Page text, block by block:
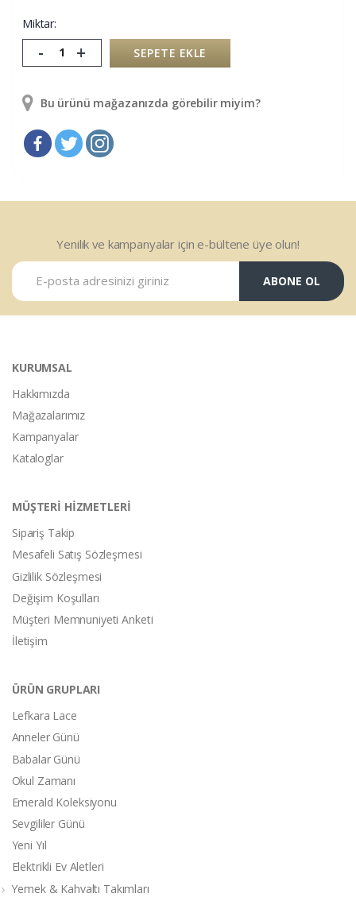
Miktar:
- + SEPETE EKLE
Bu ürünü mağazanızda görebilir miyim?
Yenilik ve kampanyalar için e-bültene üye olun!
ABONE OL
KURUMSAL
Hakkımızda
Mağazalarımız
Kampanyalar
Kataloglar
MÜŞTERİ HİZMETLERİ
Sipariş Takip
Mesafeli Satış Sözleşmesi
Gizlilik Sözleşmesi
Değişim Koşulları
Müşteri Memnuniyeti Anketi
İletişim
ÜRÜN GRUPLARI
Lefkara Lace
Anneler Günü
Babalar Günü
Okul Zamanı
Emerald Koleksiyonu
Sevgililer Günü
Yeni Yıl
Elektrikli Ev Aletleri
Yemek & Kahvaltı Takımları